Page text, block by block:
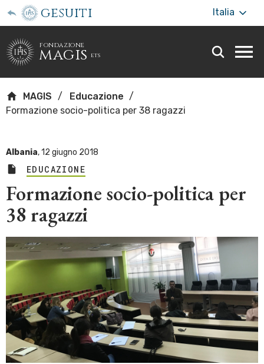
gesuiti Italia
fondazione
magis ets
MAGIS
Educazione
Formazione socio-politica per 38 ragazzi
Albania,12 giugno 2018
EDUCAZIONE
Formazione socio-politica per
38 ragazzi